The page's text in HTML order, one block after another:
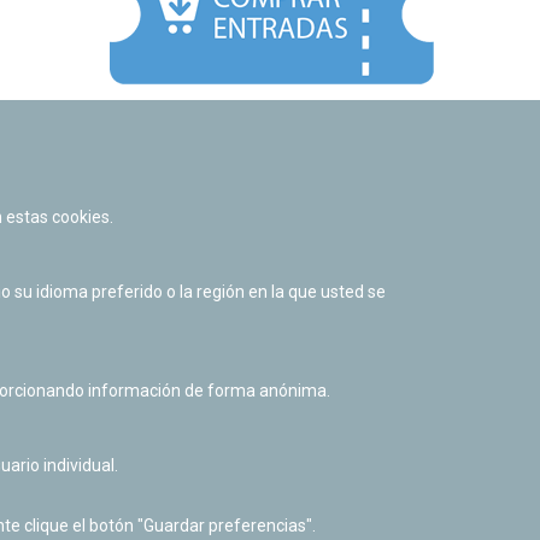
Política de cookies
Derecho de acceso a información pública
cookies.
su idioma preferido o la región en la que usted se
información de forma anónima.
individual.
clique el botón "Guardar preferencias".